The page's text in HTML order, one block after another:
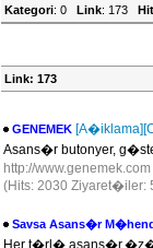
Kategori: 0 Link: 173
Link: 173
GENEMEK [A�iklama]
Asans�r butonyer,
http://www.genemek.com
(Hits: 2030 Ziyaret�iler:
Savsa Asans�r
Her t�rl�